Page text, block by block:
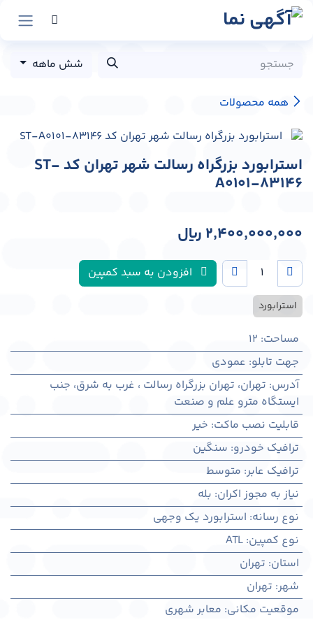
پرش به محتوا
همه محصولات
شش ماهه
استرابورد بزرگراه رسالت شهر تهران کد ST-
A0101-83146
2,400,000,000 ﷼
افزودن به سبد کمپین
استرابورد
مساحت:
12
جهت تابلو: عمودی
آدرس: تهران، تهران بزرگراه رسالت ، غرب به شرق، جنب
ایستگاه مترو علم و صنعت
قابلیت نصب ماکت: خیر
ترافیک خودرو: سنگین
ترافیک عابر: متوسط
نیاز به مجوز اکران: بله
نوع رسانه: استرابورد یک وجهی
نوع کمپین:
ATL
استان: تهران
شهر: تهران
موقعیت مکانی: معابر شهری